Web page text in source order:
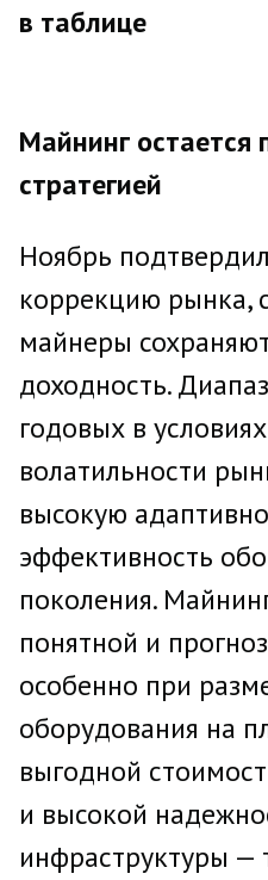
в таблице
Майнинг остается
стратегией
Ноябрь
коррекцию рынка,
майнеры
доходность.
годовых в
волатильности
высокую
эффективность
поколения.
понятной и
особенно при
оборудования на
выгодной
и высокой
инфраструктуры —